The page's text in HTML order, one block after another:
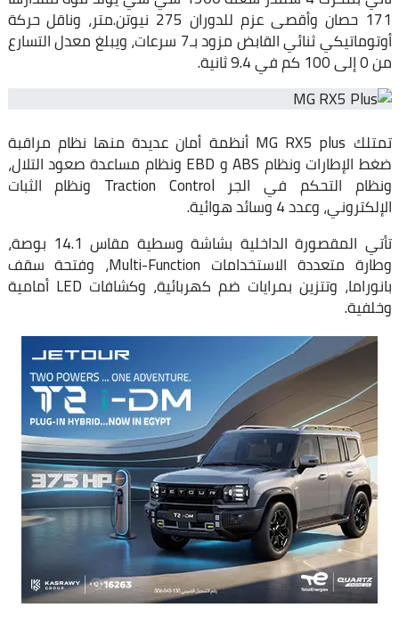
171 حصان وأقصى عزم للدوران 275 نيوتن.متر، وناقل حركة
أوتوماتيكي ثنائي القابض مزود بـ7 سرعات، ويبلغ معدل التسارع
من 0 إلى 100 كم في 9.4 ثانية.
تمتلك MG RX5 plus أنظمة أمان عديدة منها نظام مراقبة
ضغط الإطارات ونظام ABS و EBD ونظام مساعدة صعود التلال،
ونظام التحكم في الجر Traction Control ونظام الثبات
الإلكتروني، وعدد 4 وسائد هوائية.
تأتي المقصورة الداخلية بشاشة وسطية مقاس 14.1 بوصة،
وطارة متعددة الاستخدامات Multi-Function، وفتحة سقف
بانوراما، وتتزين بمرايات ضم كهربائية، وكشافات LED أمامية
وخلفية.